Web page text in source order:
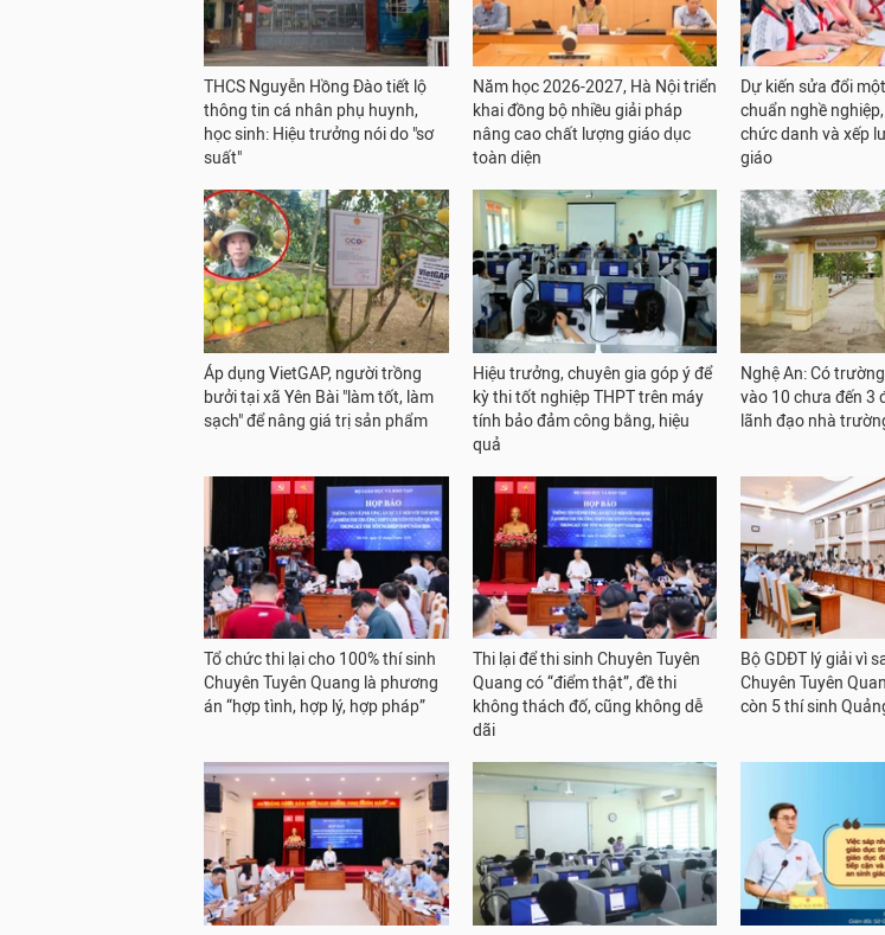
THCS Nguyễn Hồng Đào tiết lộ
thông tin cá nhân phụ huynh,
học sinh: Hiệu trưởng nói do "sơ
suất"
Năm học 2026-2027, Hà Nội triển
khai đồng bộ nhiều giải pháp
nâng cao chất lượng giáo dục
toàn diện
Dự kiến sửa đổi
chuẩn nghề
chức danh và xếp
giáo
Áp dụng VietGAP, người trồng
bưởi tại xã Yên Bài "làm tốt, làm
sạch" để nâng giá trị sản phẩm
Hiệu trưởng, chuyên gia góp ý để
kỳ thi tốt nghiệp THPT trên máy
tính bảo đảm công bằng, hiệu
quả
Nghệ An: Có
vào 10 chưa đến 3
lãnh đạo nhà
Tổ chức thi lại cho 100% thí sinh
Chuyên Tuyên Quang là phương
án “hợp tình, hợp lý, hợp pháp”
Thi lại để thi sinh Chuyên Tuyên
Quang có “điểm thật”, đề thi
không thách đố, cũng không dễ
dãi
Bộ GDĐT lý giải vì
Chuyên Tuyên
còn 5 thí sinh